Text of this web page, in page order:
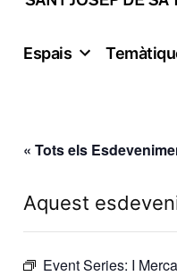
Espais
« Tots els
Aquest
Event Series: I